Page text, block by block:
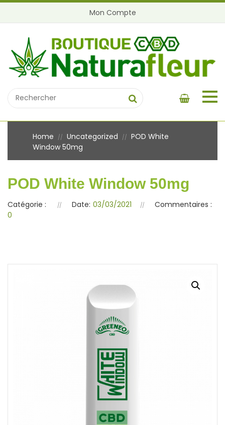
Mon Compte
Home // Uncategorized // POD White
Window 50mg
POD White Window 50mg
Catégorie : Date: 03/03/2021
Commentaires :
0